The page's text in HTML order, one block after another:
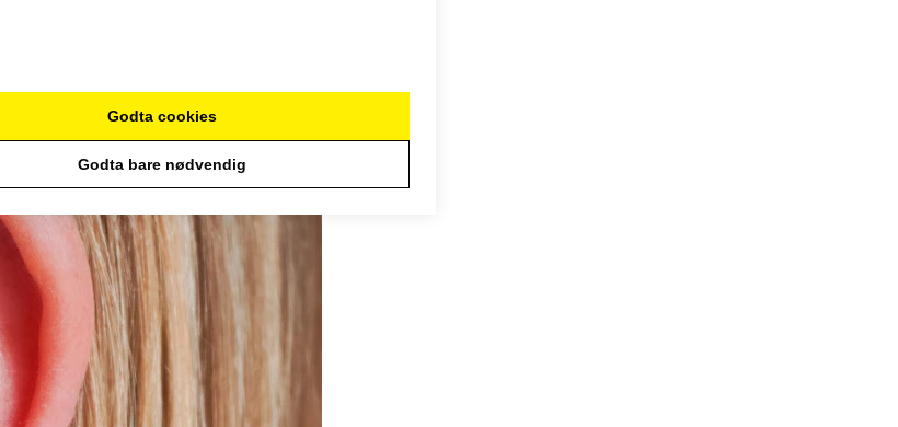
Godta cookies
Godta bare nødvendig